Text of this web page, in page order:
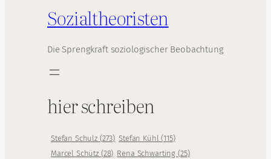
Sozialtheoristen
Die Sprengkraft soziologischer Beobachtung
hier schreiben
Stefan Schulz (273) Stefan Kühl(115)
Marcel Schütz (28) Rena Schwarting (25)